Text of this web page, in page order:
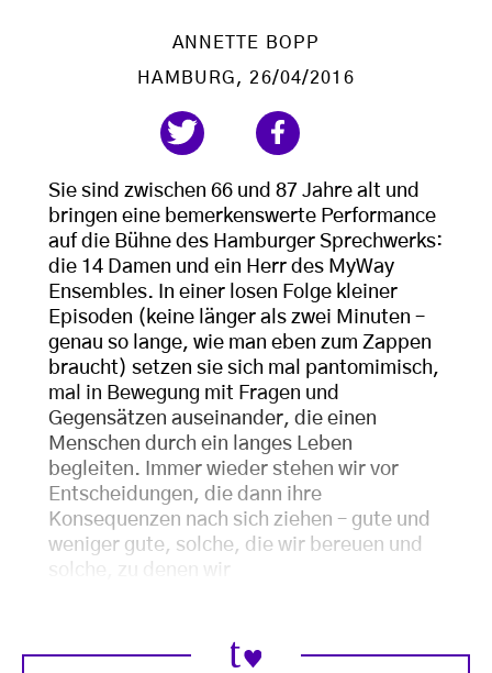
ANNETTE BOPP
HAMBURG , 26/04/2016
Sie sind zwischen 66 und 87 Jahre alt und
bringen eine bemerkenswerte Performance
auf die Bühne des Hamburger Sprechwerks:
die 14 Damen und ein Herr des MyWay
Ensembles. In einer losen Folge kleiner
Episoden (keine länger als zwei Minuten –
genau so lange, wie man eben zum Zappen
braucht) setzen sie sich mal pantomimisch,
mal in Bewegung mit Fragen und
Gegensätzen auseinander, die einen
Menschen durch ein langes Leben
begleiten. Immer wieder stehen wir vor
Entscheidungen, die dann ihre
Konsequenzen nach sich ziehen – gute und
weniger gute, solche, die wir bereuen und
solche, zu denen wir